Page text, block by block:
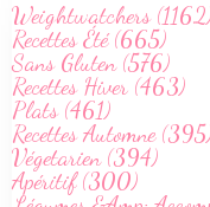
Weightwatchers
Recettes Été (665)
Sans Gluten (576)
Recettes Hiver (463)
Plats (461)
Recettes Automne
Végetarien (394)
Apéritif (300)